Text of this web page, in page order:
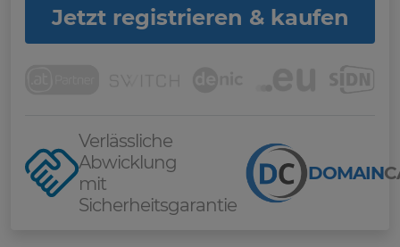
Jetzt registrieren & kaufen
Verlässliche
Abwicklung
mit
Sicherheitsgarantie
DOMAIN